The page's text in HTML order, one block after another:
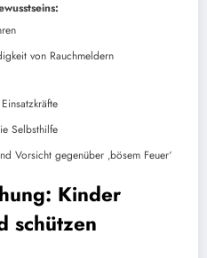
von Rauchmeldern
Selbsthilfe
Vorsicht gegenüber ‚bösem Feuer‘
Kinder
schützen